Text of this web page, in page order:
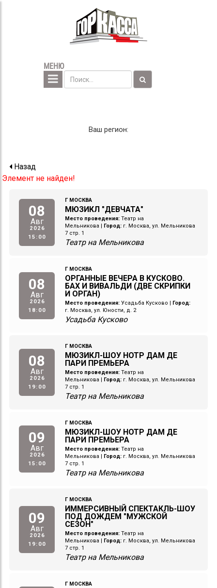
МЕНЮ
Ваш регион:
Назад
Элемент не найден!
08
Авг
2026
15:00
Г МОСКВА
МЮЗИКЛ "ДЕВЧАТА"
Место проведения: Театр на
Мельникова
Город: г. Москва, ул. Мельникова
7 стр. 1
Театр на Мельникова
08
Авг
2026
18:00
Г МОСКВА
ОРГАННЫЕ ВЕЧЕРА В КУСКОВО.
БАХ И ВИВАЛЬДИ (ДВЕ СКРИПКИ
И ОРГАН)
Место проведения: Усадьба Кусково
Город:
г. Москва, ул. Юности, д. 2
Усадьба Кусково
08
Авг
2026
19:00
Г МОСКВА
МЮЗИКЛ-ШОУ НОТР ДАМ ДЕ
ПАРИ ПРЕМЬЕРА
Место проведения: Театр на
Мельникова
Город: г. Москва, ул. Мельникова
7 стр. 1
Театр на Мельникова
09
Авг
2026
15:00
Г МОСКВА
МЮЗИКЛ-ШОУ НОТР ДАМ ДЕ
ПАРИ ПРЕМЬЕРА
Место проведения: Театр на
Мельникова
Город: г. Москва, ул. Мельникова
7 стр. 1
Театр на Мельникова
09
Авг
2026
19:00
Г МОСКВА
ИММЕРСИВНЫЙ СПЕКТАКЛЬ-ШОУ
ПОД ДОЖДЕМ "МУЖСКОЙ
СЕЗОН"
Место проведения: Театр на
Мельникова
Город: г. Москва, ул. Мельникова
7 стр. 1
Театр на Мельникова
Г МОСКВА